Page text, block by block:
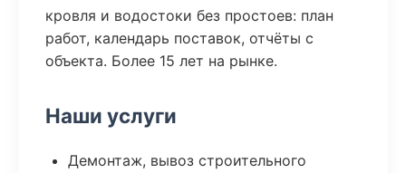
кровля и водостоки без простоев: план
работ, календарь поставок, отчёты с
объекта. Более 15 лет на рынке.
Наши услуги
Демонтаж, вывоз строительного